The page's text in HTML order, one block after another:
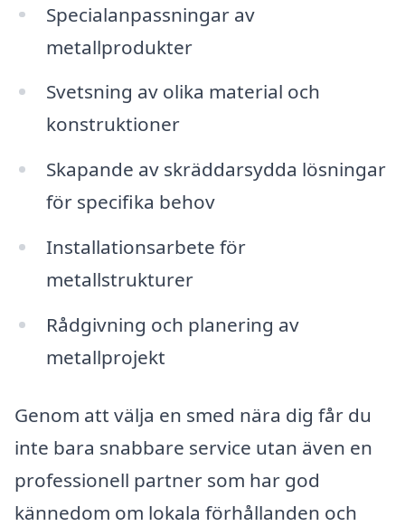
Specialanpassningar av
metallprodukter
Svetsning av olika material och
konstruktioner
Skapande av skräddarsydda lösningar
för specifika behov
Installationsarbete för
metallstrukturer
Rådgivning och planering av
metallprojekt
Genom att välja en smed nära dig får du
inte bara snabbare service utan även en
professionell partner som har god
kännedom om lokala förhållanden och